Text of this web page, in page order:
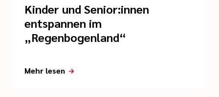
Kinder und Senior:innen
entspannen im
„Regenbogenland“
Mehr lesen